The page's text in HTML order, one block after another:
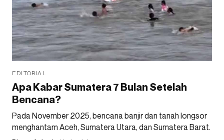
EDITORIAL
Apa Kabar Sumatera 7 Bulan Setelah
Bencana?
Pada November 2025, bencana banjir dan tanah longsor
menghantam Aceh, Sumatera Utara, dan Sumatera Barat.